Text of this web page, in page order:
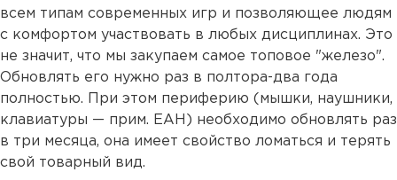
всем типам современных игр и позволяющее людям
с комфортом участвовать в любых дисциплинах. Это
не значит, что мы закупаем самое топовое "железо".
Обновлять его нужно раз в полтора-два года
полностью. При этом периферию (мышки, наушники,
клавиатуры — прим. ЕАН) необходимо обновлять раз
в три месяца, она имеет свойство ломаться и терять
свой товарный вид.